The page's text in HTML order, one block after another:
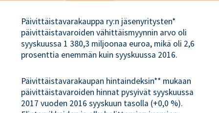
Päivittäistavarakauppa ry:n jäsenyritysten*
päivittäistavaroiden vähittäismyynnin arvo oli
syyskuussa 1 380,3 miljoonaa euroa, mikä oli 2,6
prosenttia enemmän kuin syyskuussa 2016.
Päivittäistavarakaupan hintaindeksin** mukaan
päivittäistavaroiden hinnat pysyivät syyskuussa
2017 vuoden 2016 syyskuun tasolla (+0,0 %).